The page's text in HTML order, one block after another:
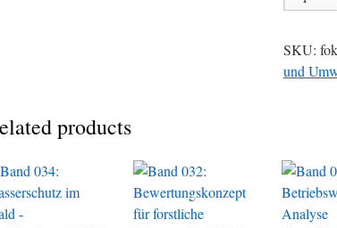
SKU:
und
products